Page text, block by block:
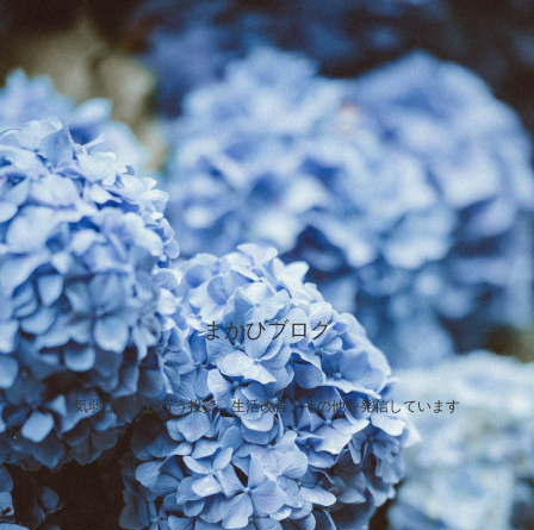
まかひブログ
気弱な敗者が行う投資、生活改善、その他を発信しています